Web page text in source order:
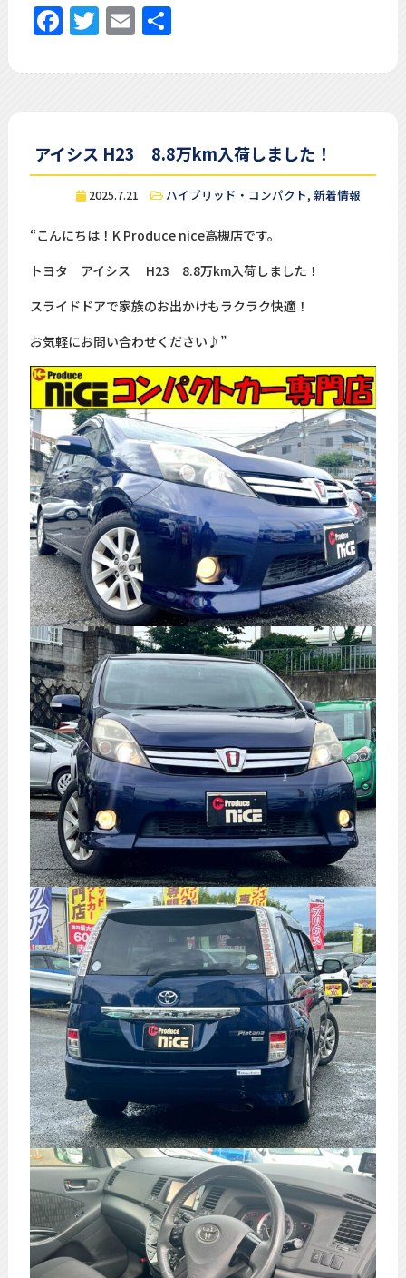
Facebook
Twitter
Email
共
アイシス H23 8.8万km入荷しました！
2025.7.21 ハイブリッド・コンパクト,新着情報
“こんにちは！K Produce nice高槻店です。
トヨタ アイシス H23 8.8万km入荷しました！
スライドドアで家族のお出かけもラクラク快適！
お気軽にお問い合わせください♪”